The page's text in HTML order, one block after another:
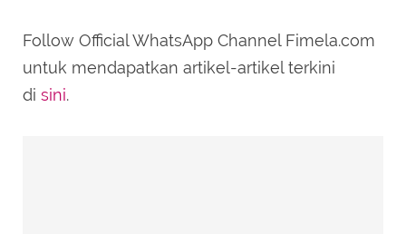
Follow Official WhatsApp Channel Fimela.com
untuk mendapatkan artikel-artikel terkini
di sini.